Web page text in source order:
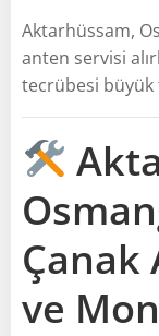
Aktarhüssam,
anten servisi
tecrübesi büyük
Çanak
ve